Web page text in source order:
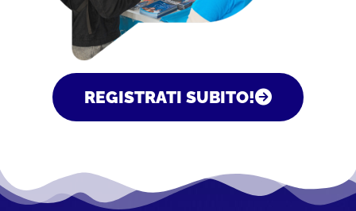
REGISTRATI SUBITO!